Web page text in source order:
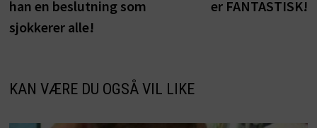
han en beslutning som
sjokkerer alle!
er FANTASTISK!
KAN VÆRE DU OGSÅ VIL LIKE